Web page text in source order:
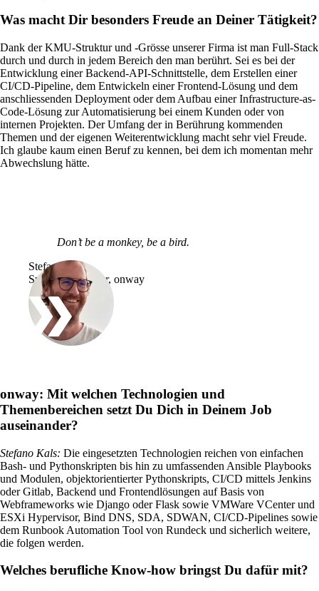
Lösungen
Sicherheit
WLAN
Netzwerk
Services/Netzwerk
Network Engineering
Netzwerk-Automatisierung
Mehr freie Kapazität dank der
Automatisierung von repetitiven Netzwerk-
Arbeitsprozessen.
Was macht Dir besonders Freude an Deiner Tätigkeit?
Dank der KMU-Struktur und -Grösse unserer Firma ist man Full-Stack
durch und durch in jedem Bereich den man berührt. Sei es bei der
Entwicklung einer Backend-API-Schnittstelle, dem Erstellen einer
CI/CD-Pipeline, dem Entwickeln einer Frontend-Lösung und dem
anschliessenden Deployment oder dem Aufbau einer Infrastructure-as-
Code-Lösung zur Automatisierung bei einem Kunden oder von
internen Projekten. Der Umfang der in Berührung kommenden
Themen und der eigenen Weiterentwicklung macht sehr viel Freude.
Ich glaube kaum einen Beruf zu kennen, bei dem ich momentan mehr
Abwechslung hätte.
Don’t be a monkey, be a bird.
Stefano Kals
Systems Engineer, onway
onway: Mit welchen Technologien und
Themenbereichen setzt Du Dich in Deinem Job
auseinander?
Stefano Kals: Die eingesetzten Technologien reichen von einfachen
Bash- und Pythonskripten bis hin zu umfassenden Ansible Playbooks
und Modulen, objektorientierter Pythonskripts, CI/CD mittels Jenkins
oder Gitlab, Backend und Frontendlösungen auf Basis von
Webframeworks wie Django oder Flask sowie VMWare VCenter und
ESXi Hypervisor, Bind DNS, SDA, SDWAN, CI/CD-Pipelines sowie
dem Runbook Automation Tool von Rundeck und sicherlich weitere,
die folgen werden.
Welches berufliche Know-how bringst Du dafür mit?